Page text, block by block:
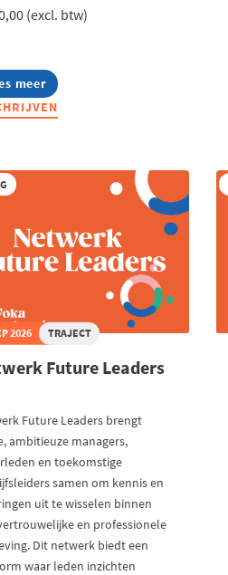
(excl. btw)
meer
2026 TRAJECT
Future Leaders
Future Leaders brengt
ambitieuze managers,
en toekomstige
samen om kennis en
uit te wisselen binnen
en professionele
Dit netwerk biedt een
waar leden inzichten